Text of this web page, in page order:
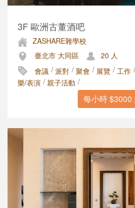
3F 歐洲古董酒吧
ZASHARE雜學校
臺北市 大同區
20 人
會議 / 派對 / 聚會 / 展覽 / 工作 /
樂/表演 / 親子活動 /
每小時 $3000